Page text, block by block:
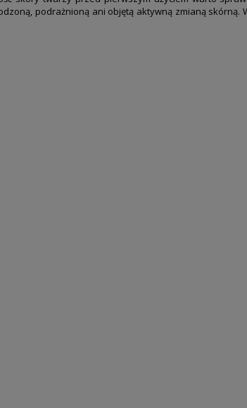
podrażnioną ani objętą aktywną zmianą